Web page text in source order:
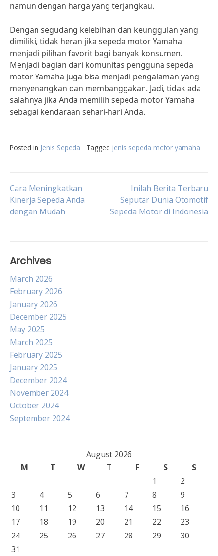
namun dengan harga yang terjangkau.
Dengan segudang kelebihan dan keunggulan yang
dimiliki, tidak heran jika sepeda motor Yamaha
menjadi pilihan favorit bagi banyak konsumen.
Menjadi bagian dari komunitas pengguna sepeda
motor Yamaha juga bisa menjadi pengalaman yang
menyenangkan dan membanggakan. Jadi, tidak ada
salahnya jika Anda memilih sepeda motor Yamaha
sebagai kendaraan sehari-hari Anda.
Posted in Jenis Sepeda Tagged jenis sepeda motor yamaha
Post
navigation
Cara Meningkatkan
Kinerja Sepeda Anda
dengan Mudah
Inilah Berita Terbaru
Seputar Dunia Otomotif
Sepeda Motor di Indonesia
Archives
March 2026
February 2026
January 2026
December 2025
May 2025
March 2025
February 2025
January 2025
December 2024
November 2024
October 2024
September 2024
August 2026
M
T W T F S
S
1
2
3
4 5 6 7 8
9
10
11 12 13 14 15
16
17
18 19 20 21 22
23
24
25 26 27 28 29
30
31